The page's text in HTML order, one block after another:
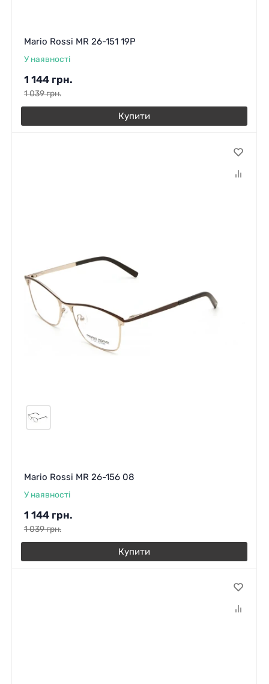
Mario Rossi MR 26-151 19P
У наявності
1 144 грн.
1 039грн.
Купити
Mario Rossi MR 26-156 08
У наявності
1 144 грн.
1 039грн.
Купити